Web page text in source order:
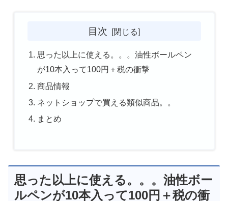
目次
思った以上に使える。。。油性ボールペン
が10本入って100円＋税の衝撃
商品情報
ネットショップで買える類似商品。。
まとめ
思った以上に使える。。。油性ボー
ルペンが10本入って100円＋税の衝